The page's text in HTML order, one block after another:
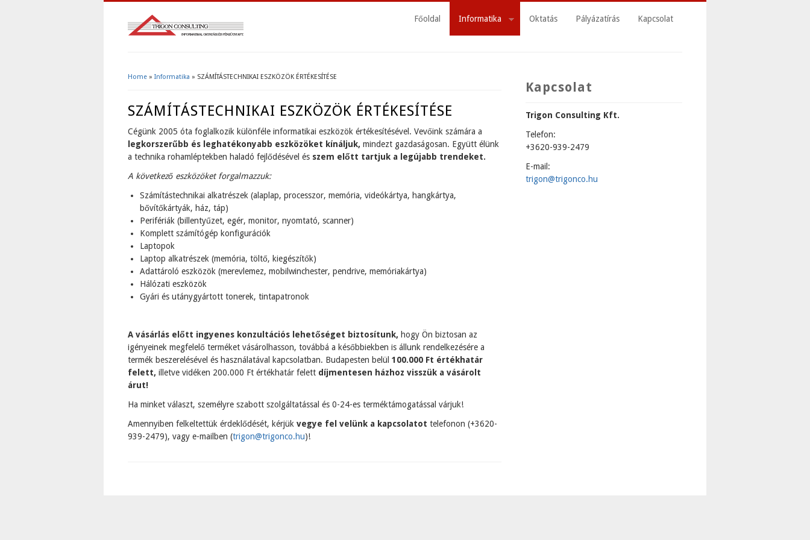
Főoldal Informatika Oktatás Pályázatírás Kapcsolat
Home » Informatika » SZÁMÍTÁSTECHNIKAI ESZKÖZÖK ÉRTÉKESÍTÉSE
SZÁMÍTÁSTECHNIKAI ESZKÖZÖK ÉRTÉKESÍTÉSE
Cégünk 2005 óta foglalkozik különféle informatikai eszközök értékesítésével. Vevőink számára a
legkorszerűbb és leghatékonyabb eszközöket kínáljuk, mindezt gazdaságosan. Együtt élünk
a technika rohamléptekben haladó fejlődésével és szem előtt tartjuk a legújabb trendeket.
A következő eszközöket forgalmazzuk:
Számítástechnikai alkatrészek (alaplap, processzor, memória, videókártya, hangkártya,
bővítőkártyák, ház, táp)
Perifériák (billentyűzet, egér, monitor, nyomtató, scanner)
Komplett számítógép konfigurációk
Laptopok
Laptop alkatrészek (memória, töltő, kiegészítők)
Adattároló eszközök (merevlemez, mobilwinchester, pendrive, memóriakártya)
Hálózati eszközök
Gyári és utánygyártott tonerek, tintapatronok
A vásárlás előtt ingyenes konzultációs lehetőséget biztosítunk, hogy Ön biztosan az
igényeinek megfelelő terméket vásárolhasson, továbbá a későbbiekben is állunk rendelkezésére a
termék beszerelésével és használatával kapcsolatban. Budapesten belül 100.000 Ft értékhatár
felett, illetve vidéken 200.000 Ft értékhatár felett díjmentesen házhoz visszük a vásárolt
árut!
Ha minket választ, személyre szabott szolgáltatással és 0-24-es terméktámogatással várjuk!
Amennyiben felkeltettük érdeklődését, kérjük vegye fel velünk a kapcsolatot telefonon (+3620-
939-2479), vagy e-mailben (trigon@trigonco.hu)!
Kapcsolat
Trigon Consulting Kft.
Telefon:
+3620-939-2479
E-mail:
trigon@trigonco.hu